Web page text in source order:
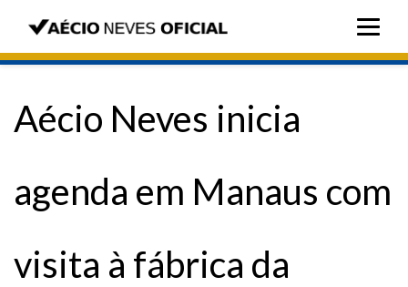
Aécio Neves inicia
agenda em Manaus com
visita à fábrica da